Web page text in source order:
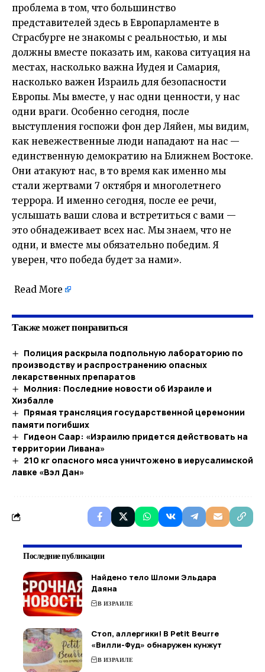
проблема в том, что большинство
представителей здесь в Европарламенте в
Страсбурге не знакомы с реальностью, и мы
должны вместе показать им, какова ситуация на
местах, насколько важна Иудея и Самария,
насколько важен Израиль для безопасности
Европы. Мы вместе, у нас одни ценности, у нас
одни враги. Особенно сегодня, после
выступления госпожи фон дер Ляйен, мы видим,
как невежественные люди нападают на нас —
единственную демократию на Ближнем Востоке.
Они атакуют нас, в то время как именно мы
стали жертвами 7 октября и многолетнего
террора. И именно сегодня, после ее речи,
услышать ваши слова и встретиться с вами —
это обнадеживает всех нас. Мы знаем, что не
одни, и вместе мы обязательно победим. Я
уверен, что победа будет за нами».
Read More
Также может понравиться
Полиция раскрыла подпольную лабораторию по
производству и распространению опасных
лекарственных препаратов
Молния: Последние новости об Израиле и
Хизбалле
Прямая трансляция государственной церемонии
памяти погибших
Гидеон Саар: «Израилю придется действовать на
территории Ливана»
210 кг опасного мяса уничтожено в иерусалимской
лавке «Вэл Дан»
Последние публикации
Найдено тело Шломи Эльдара
Даяна
В ИЗРАИЛЕ
Стоп, аллергики! В Petit Beurre
«Вилли-Фуд» обнаружен кунжут
В ИЗРАИЛЕ